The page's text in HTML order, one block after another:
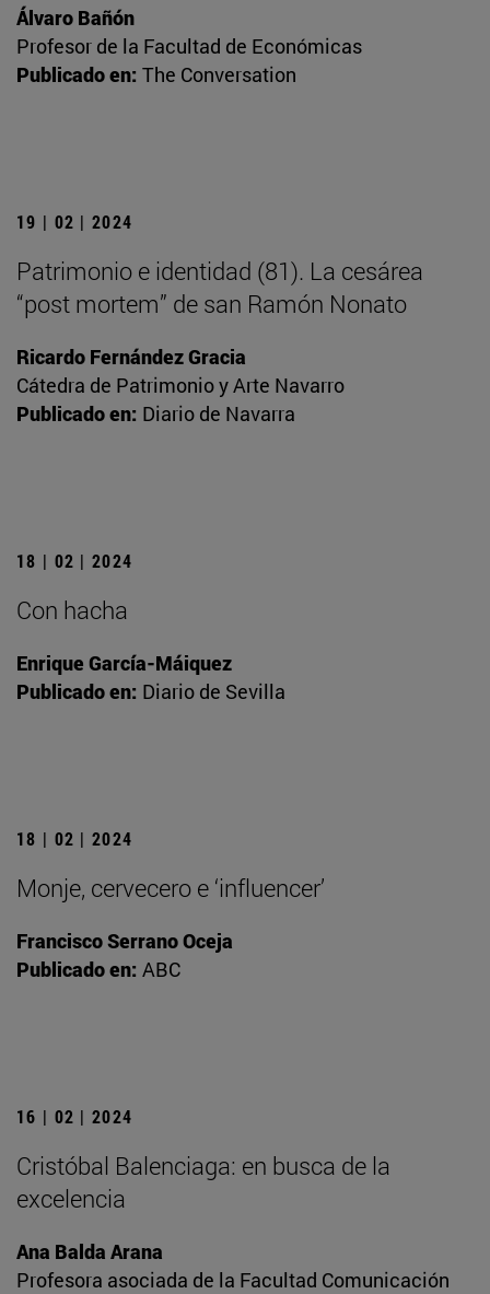
Álvaro Bañón
Profesor de la Facultad de Económicas
Publicado en: The Conversation
19 | 02 | 2024
Patrimonio e identidad (81). La cesárea
“post mortem” de san Ramón Nonato
Ricardo Fernández Gracia
Cátedra de Patrimonio y Arte Navarro
Publicado en: Diario de Navarra
18 | 02 | 2024
Con hacha
Enrique García-Máiquez
Publicado en: Diario de Sevilla
18 | 02 | 2024
Monje, cervecero e ‘influencer’
Francisco Serrano Oceja
Publicado en: ABC
16 | 02 | 2024
Cristóbal Balenciaga: en busca de la
excelencia
Ana Balda Arana
Profesora asociada de la Facultad Comunicación